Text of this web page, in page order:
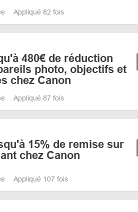
Appliqué 82 fois
480€ de réduction
photo, objectifs et
chez Canon
Appliqué 87 fois
15% de remise sur
chez Canon
Appliqué 107 fois